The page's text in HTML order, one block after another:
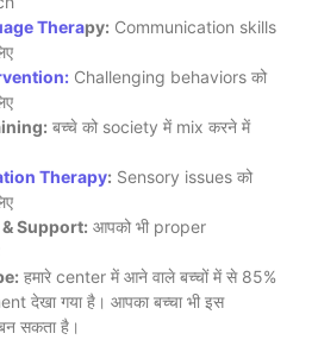
Therapy: Communication skills
Challenging behaviors को
बच्चे को society में mix करने में
Therapy: Sensory issues को
Support: आपको भी proper
हमारे center में आने वाले बच्चों में से 85%
देखा गया है। आपका बच्चा भी इस
सकता है।